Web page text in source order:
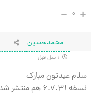
۰
محمدحسین
سلام عیدتون مبارک
نسخه ۶.۷.۳۱ هم منتشر شده لطفا اپدیت کنید